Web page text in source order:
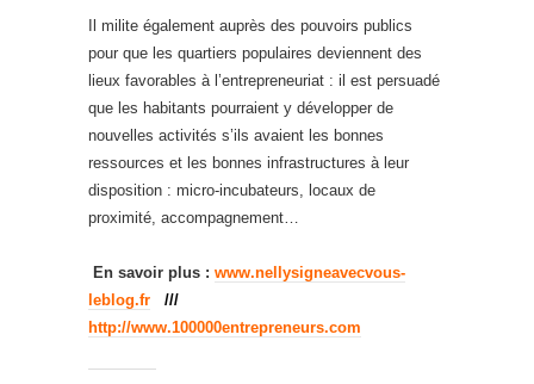
Il milite également auprès des pouvoirs publics
pour que les quartiers populaires deviennent des
lieux favorables à l’entrepreneuriat : il est persuadé
que les habitants pourraient y développer de
nouvelles activités s’ils avaient les bonnes
ressources et les bonnes infrastructures à leur
disposition : micro-incubateurs, locaux de
proximité, accompagnement…
En savoir plus : www.nellysigneavecvous-
leblog.fr
///
http://www.100000entrepreneurs.com